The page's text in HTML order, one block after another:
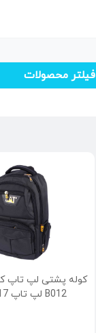
فیلتر محصولات
کوله پشتی لپ تاپ
B012 لپ تاپ 17 اینچی